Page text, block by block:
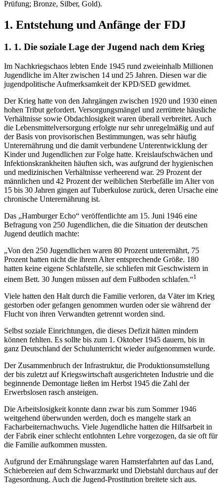
Prüfung; Bronze, Silber, Gold).
1. Entstehung und Anfänge der FDJ
1. 1. Die soziale Lage der Jugend nach dem Krieg
Im Nachkriegschaos lebten Ende 1945 rund zweieinhalb Millionen
Jugendliche im Alter zwischen 14 und 25 Jahren. Diesen war die
jugendpolitische Aufmerksamkeit der KPD/SED gewidmet.
Der Krieg hatte von den Jahrgängen zwischen 1920 und 1930 einen
hohen Tribut gefordert. Versorgungsmängel und zerrüttete häusliche
Verhältnisse sowie Obdachlosigkeit waren überall verbreitet. Auch
die Lebensmittelversorgung erfolgte nur sehr unregelmäßig und auf
der Basis von provisorischen Bestimmungen, was sehr häufig
Unterernährung und die damit verbundene Unterentwicklung der
Kinder und Jugendlichen zur Folge hatte. Kreislaufschwächen und
Infektionskrankheiten häuften sich, was aufgrund der hygienischen
und medizinischen Verhältnisse verheerend war. 29 Prozent der
männlichen und 42 Prozent der weiblichen Sterbefälle im Alter von
15 bis 30 Jahren gingen auf Tuberkulose zurück, deren Ursache eine
chronische Unterernährung ist.
Das „Hamburger Echo“ veröffentlichte am 15. Juni 1946 eine
Befragung von 250 Jugendlichen, die die Situation der deutschen
Jugend deutlich machte:
„Von den 250 Jugendlichen waren 80 Prozent unterernährt, 75
Prozent hatten nicht die ihrem Alter entsprechende Größe. 180
hatten keine eigene Schlafstelle, sie schliefen mit Geschwistern in
einem Bett. 30 Jungen müssen auf dem Fußboden schlafen.“1
Viele hatten den Halt durch die Familie verloren, da Väter im Krieg
gestorben oder gefangen genommen wurden oder sie während der
Flucht von ihren Verwandten getrennt worden sind.
Selbst soziale Einrichtungen, die dieses Defizit hätten mindern
können fehlten. Es sollte bis zum 1. Oktober 1945 dauern, bis in
ganz Deutschland der Schulunterricht wieder aufgenommen wurde.
Der Zusammenbruch der Infrastruktur, die Produktionsumstellung
der bis zuletzt auf Kriegswirtschaft ausgerichteten Industrie und die
beginnende Demontage ließen im Herbst 1945 die Zahl der
Erwerbslosen rasch ansteigen.
Die Arbeitslosigkeit konnte dann zwar bis zum Sommer 1946
weitgehend überwunden werden, doch es mangelte stark an
Facharbeiternachwuchs. Viele Jugendliche hatten die Hilfsarbeit in
der Fabrik einer schlecht entlohnten Lehre vorgezogen, da sie oft für
die Familie aufkommen mussten.
Aufgrund der Ernährungslage waren Hamsterfahrten auf das Land,
Schiebereien auf dem Schwarzmarkt und Diebstahl durchaus auf der
Tagesordnung. Auch die Jugend-Prostitution breitete sich aus.